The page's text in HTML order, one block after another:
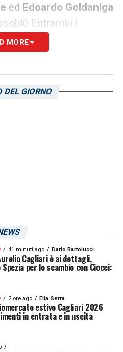
ed Edoardo Goldaniga
Entrambi i
d’interesse di
cadetto. L’ex
MORE
DEL GIORNO
41 minuti ago Dario Bartolucci
Cagliari è ai dettagli,
per lo scambio con Ciocci:
2 ore ago Elia Serra
estivo Cagliari 2026
in entrata e in uscita